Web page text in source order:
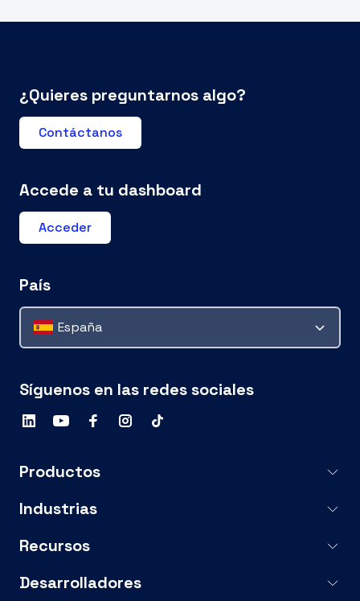
¿Quieres preguntarnos algo?
Contáctanos
Accede a tu dashboard
Acceder
País
España
Síguenos en las redes sociales
Productos
Industrias
Recursos
Desarrolladores